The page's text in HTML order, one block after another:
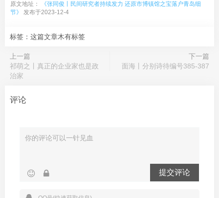
原文地址：
《张同俊丨民间研究者持续发力 还原市博镇馆之宝落户青岛细
节》
发布于2023-12-4
标签：这篇文章木有标签
上一篇
祁萌之丨真正的企业家也是政
治家
下一篇
面海丨分别诗待编号385-387
评论
提交评论